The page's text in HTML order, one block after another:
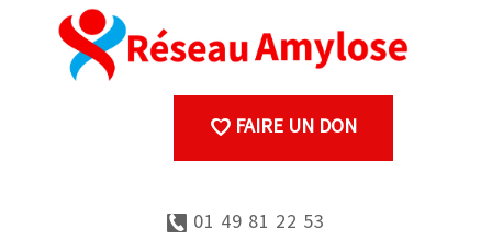
FAIRE UN DON
01 49 81 22 53